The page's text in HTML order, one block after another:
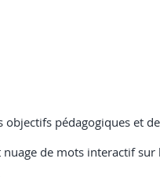
objectifs pédagogiques et
de mots interactif